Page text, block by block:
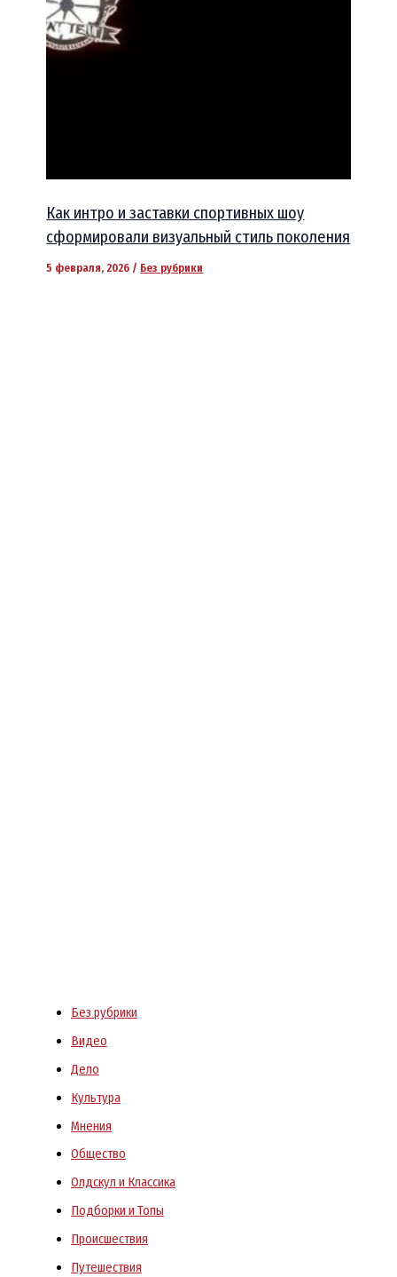
Как интро и заставки спортивных шоу
сформировали визуальный стиль поколения
5 февраля, 2026 / Без рубрики
Без рубрики
Видео
Дело
Культура
Мнения
Общество
Олдскул и Классика
Подборки и Топы
Происшествия
Путешествия